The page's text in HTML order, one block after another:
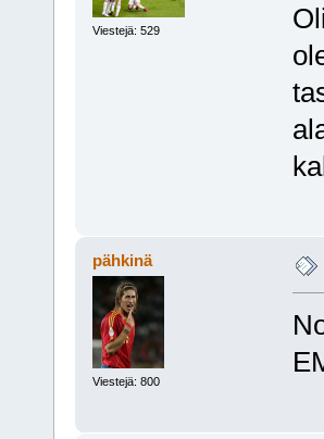
Viestejä: 529
pähkinä
Viestejä: 800